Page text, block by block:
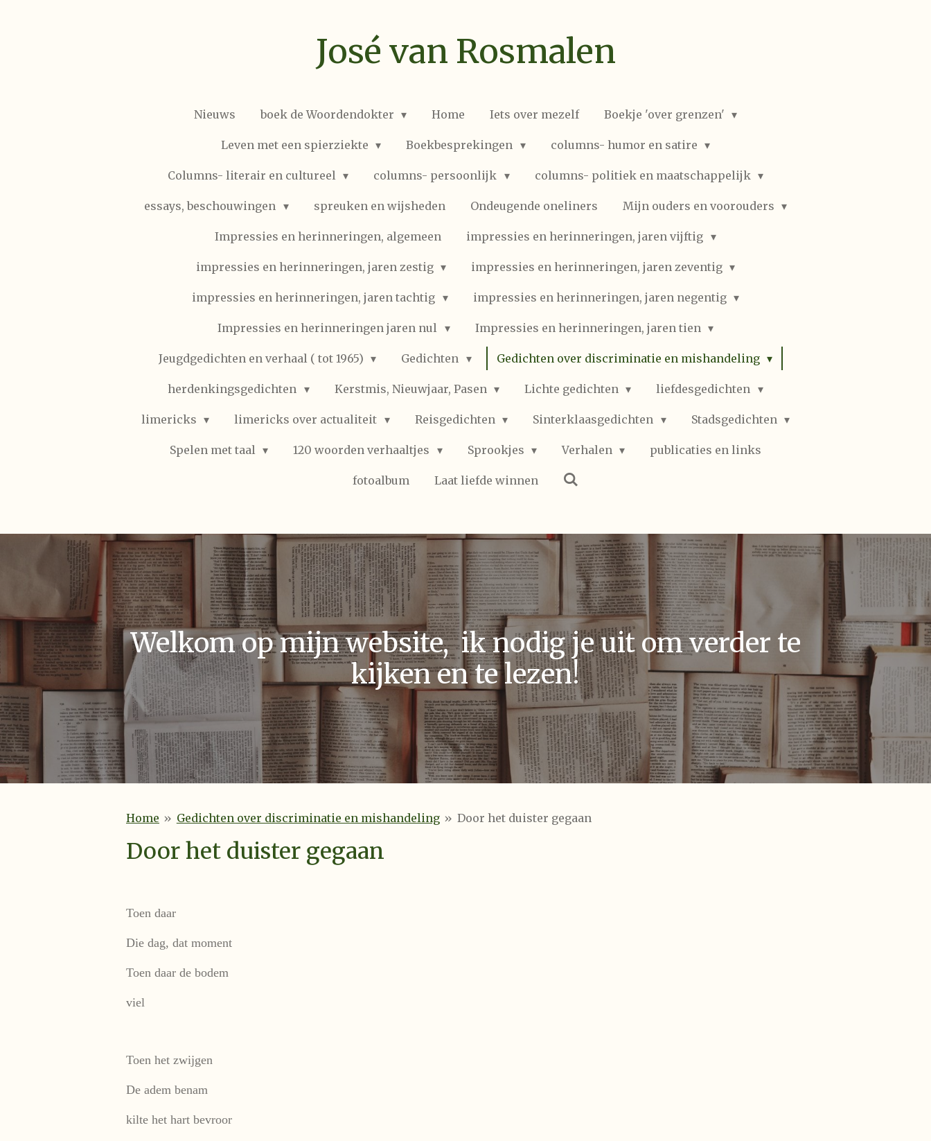
José van Rosmalen
Nieuws boek de Woordendokter Home Iets over mezelf Boekje 'over grenzen'
Leven met een spierziekte Boekbesprekingen columns- humor en satire
Columns- literair en cultureel columns- persoonlijk columns- politiek en maatschappelijk
essays, beschouwingen spreuken en wijsheden Ondeugende oneliners Mijn ouders en voorouders
Impressies en herinneringen, algemeen impressies en herinneringen, jaren vijftig
impressies en herinneringen, jaren zestig impressies en herinneringen, jaren zeventig
impressies en herinneringen, jaren tachtig impressies en herinneringen, jaren negentig
Impressies en herinneringen jaren nul Impressies en herinneringen, jaren tien
Jeugdgedichten en verhaal ( tot 1965) Gedichten Gedichten over discriminatie en mishandeling
herdenkingsgedichten Kerstmis, Nieuwjaar, Pasen Lichte gedichten liefdesgedichten
limericks limericks over actualiteit Reisgedichten Sinterklaasgedichten Stadsgedichten
Spelen met taal 120 woorden verhaaltjes Sprookjes Verhalen publicaties en links
fotoalbum Laat liefde winnen
Welkom op mijn website, ik nodig je uit om verder te
kijken en te lezen!
Home » Gedichten over discriminatie en mishandeling » Door het duister gegaan
Door het duister gegaan
Toen daar
Die dag, dat moment
Toen daar de bodem
viel
Toen het zwijgen
De adem benam
kilte het hart bevroor